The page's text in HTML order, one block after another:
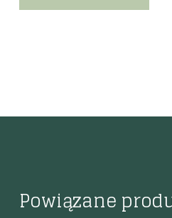
Powiązane